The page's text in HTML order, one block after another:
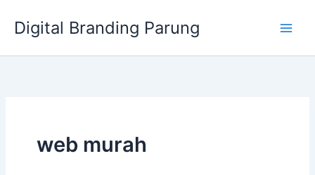
konten
Digital Branding Parung
web murah